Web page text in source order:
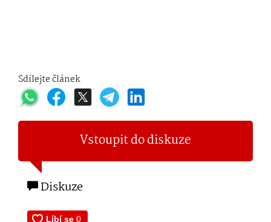
Sdílejte článek
Vstoupit do diskuze
Diskuze